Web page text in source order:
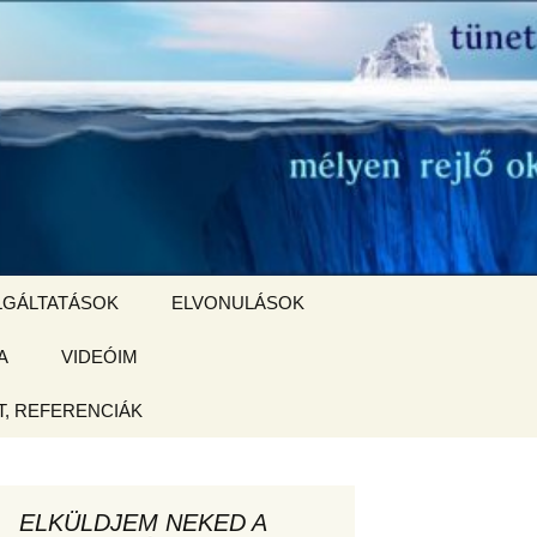
BOLT
ELVONULÁSOK
VIDEÓIM
REFERENCIÁK
ELKÜLDJEM NEKED A